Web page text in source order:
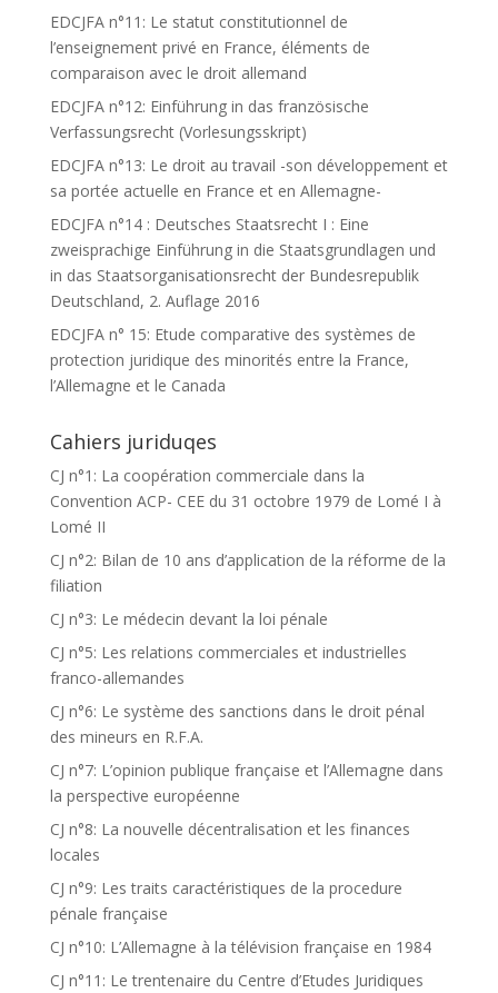
EDCJFA n°11: Le statut constitutionnel de
l’enseignement privé en France, éléments de
comparaison avec le droit allemand
EDCJFA n°12: Einführung in das französische
Verfassungsrecht (Vorlesungsskript)
EDCJFA n°13: Le droit au travail -son développement et
sa portée actuelle en France et en Allemagne-
EDCJFA n°14 : Deutsches Staatsrecht I : Eine
zweisprachige Einführung in die Staatsgrundlagen und
in das Staatsorganisationsrecht der Bundesrepublik
Deutschland, 2. Auflage 2016
EDCJFA n° 15: Etude comparative des systèmes de
protection juridique des minorités entre la France,
l’Allemagne et le Canada
Cahiers juriduqes
CJ n°1: La coopération commerciale dans la
Convention ACP- CEE du 31 octobre 1979 de Lomé I à
Lomé II
CJ n°2: Bilan de 10 ans d’application de la réforme de la
filiation
CJ n°3: Le médecin devant la loi pénale
CJ n°5: Les relations commerciales et industrielles
franco-allemandes
CJ n°6: Le système des sanctions dans le droit pénal
des mineurs en R.F.A.
CJ n°7: L’opinion publique française et l’Allemagne dans
la perspective européenne
CJ n°8: La nouvelle décentralisation et les finances
locales
CJ n°9: Les traits caractéristiques de la procedure
pénale française
CJ n°10: L’Allemagne à la télévision française en 1984
CJ n°11: Le trentenaire du Centre d’Etudes Juridiques